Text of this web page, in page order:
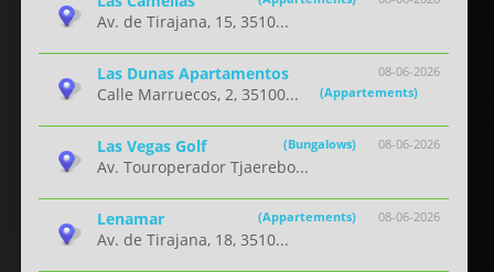
Av. de Tirajana, 15, 3510...
08-06-2026
Las Dunas Apartamentos
(Appartements)
Calle Marruecos, 2, 35100...
08-06-2026
Las Vegas Golf (Bungalows)
Av. Touroperador Tjaerebo...
08-06-2026
Lenamar (Appartements)
Av. de Tirajana, 18, 3510...